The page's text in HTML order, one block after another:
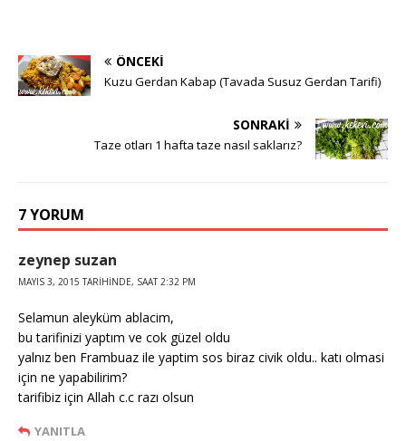
ÖNCEKI
Kuzu Gerdan Kabap (Tavada Susuz Gerdan Tarifi)
SONRAKI
Taze otları 1 hafta taze nasıl saklarız?
7 YORUM
zeynep suzan
MAYIS 3, 2015 TARIHINDE, SAAT 2:32 PM
Selamun aleyküm ablacim,
bu tarifinizi yaptım ve cok güzel oldu
yalnız ben Frambuaz ile yaptim sos biraz civik oldu.. katı olmasi
için ne yapabilirim?
tarifibiz için Allah c.c razı olsun
YANITLA